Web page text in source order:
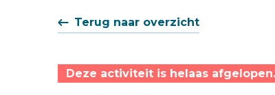
Terug naar overzicht
Deze activiteit is helaas afgelopen.